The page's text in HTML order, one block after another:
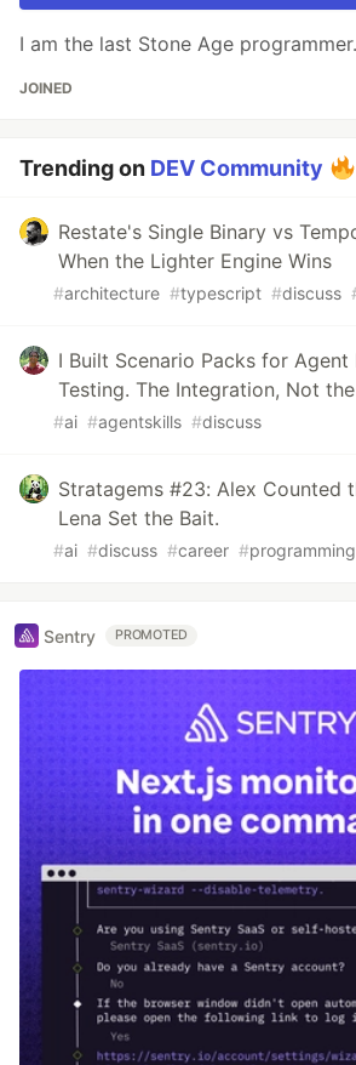
I am the last Stone Age programmer.
JOINED
Trending on DEV Community
Restate's Single Binary vs
When the Lighter Engine Wins
#architecture #typescript #discuss
I Built Scenario Packs for Agent
Testing. The Integration, Not
#ai #agentskills #discuss
Stratagems #23: Alex Counted
Lena Set the Bait.
#ai #discuss #career #programming
Sentry PROMOTED